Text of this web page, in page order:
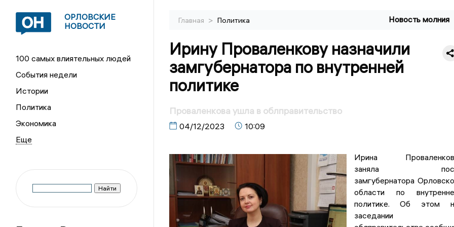
ОРЛОВСКИЕ
НОВОСТИ
100 самых влиятельных людей
События недели
Истории
Политика
Экономика
Главная > Политика Новость молния
Ирину Проваленкову назначили
замгубернатора по внутренней
политике
Проваленкова ушла в облправительство
04/12/2023 10:09
Ирина
заняла
замгубернатора
области по
политике. Об этом
заседании